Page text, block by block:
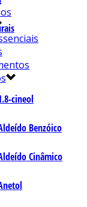
cineol
Benzóico
Cinâmico